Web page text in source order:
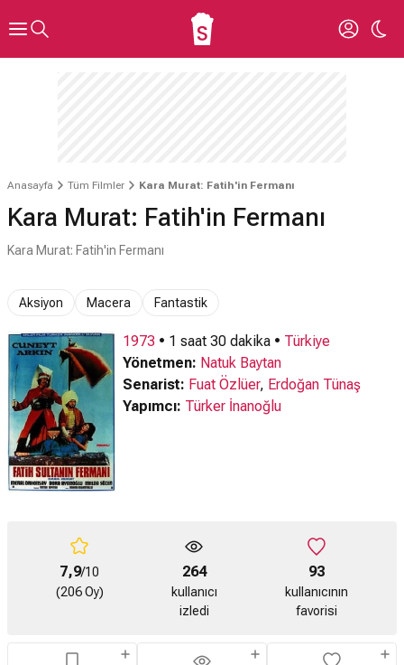
Anasayfa Tüm Filmler Kara Murat: Fatih'in Fermanı
Kara Murat: Fatih'in Fermanı
Kara Murat: Fatih'in Fermanı
Aksiyon Macera Fantastik
1973 • 1 saat 30 dakika • Türkiye
Yönetmen: Natuk Baytan
Senarist: Fuat Özlüer, Erdoğan Tünaş
Yapımcı: Türker İnanoğlu
7,9/10
(206 Oy)
264
kullanıcı
izledi
93
kullanıcının
favorisi